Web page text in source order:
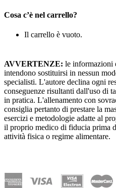
Cosa c’è nel carrello?
Il carrello è vuoto.
AVVERTENZE: le informazioni
intendono sostituirsi in nessun
specialisti. L'autore declina ogni
conseguenze risultanti dall'uso di
in pratica. L'allenamento con
consiglia pertanto di prestare la
esercizi e metodologie adatte al
il proprio medico di fiducia prima
attività fisica o regime alimentare.